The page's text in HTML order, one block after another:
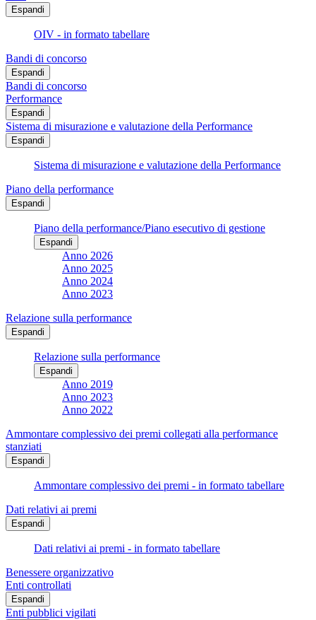
Espandi
OIV - in formato tabellare
Bandi di concorso
Espandi
Bandi di concorso
Performance
Espandi
Sistema di misurazione e valutazione della Performance
Espandi
Sistema di misurazione e valutazione della Performance
Piano della performance
Espandi
Piano della performance/Piano esecutivo di gestione
Espandi
Anno 2026
Anno 2025
Anno 2024
Anno 2023
Relazione sulla performance
Espandi
Relazione sulla performance
Espandi
Anno 2019
Anno 2023
Anno 2022
Ammontare complessivo dei premi collegati alla performance
stanziati
Espandi
Ammontare complessivo dei premi - in formato tabellare
Dati relativi ai premi
Espandi
Dati relativi ai premi - in formato tabellare
Benessere organizzativo
Enti controllati
Espandi
Enti pubblici vigilati